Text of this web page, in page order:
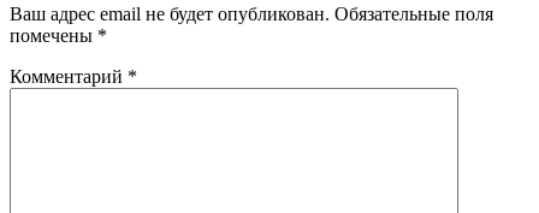
Ваш адрес email не будет опубликован. Обязательные поля
помечены *
Комментарий *